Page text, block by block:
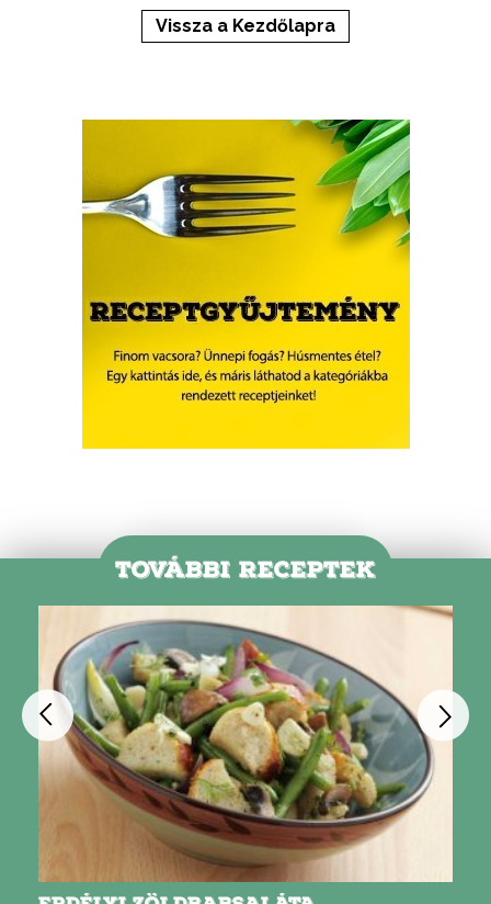
Vissza a Kezdőlapra
TOVÁBBI RECEPTEK